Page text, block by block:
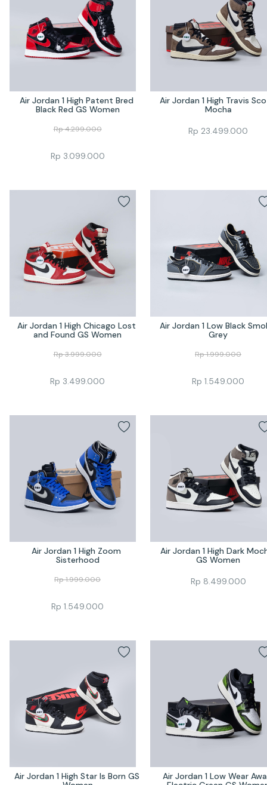
Air Jordan 1 High Patent Bred
Black Red GS Women
Rp4.299.000
Rp 3.099.000
Air Jordan 1 High Travis
Mocha
Rp 23.499.000
Air Jordan 1 High Chicago Lost
and Found GS Women
Rp3.999.000
Rp 3.499.000
Air Jordan 1 Low Black
Grey
Rp1.999.000
Rp 1.549.000
Air Jordan 1 High Zoom
Sisterhood
Rp1.999.000
Rp 1.549.000
Air Jordan 1 High Dark
GS Women
Rp 8.499.000
Air Jordan 1 High Star Is Born GS
Air Jordan 1 Low Wear